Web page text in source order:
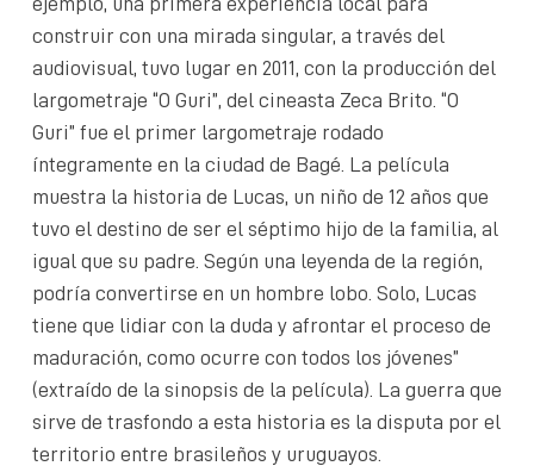
construir con una mirada singular, a través del
audiovisual, tuvo lugar en 2011, con la producción del
largometraje “O Guri”, del cineasta Zeca Brito. “O
Guri” fue el primer largometraje rodado
íntegramente en la ciudad de Bagé. La película
muestra la historia de Lucas, un niño de 12 años que
tuvo el destino de ser el séptimo hijo de la familia, al
igual que su padre. Según una leyenda de la región,
podría convertirse en un hombre lobo. Solo, Lucas
tiene que lidiar con la duda y afrontar el proceso de
maduración, como ocurre con todos los jóvenes”
(extraído de la sinopsis de la película). La guerra que
sirve de trasfondo a esta historia es la disputa por el
territorio entre brasileños y uruguayos.